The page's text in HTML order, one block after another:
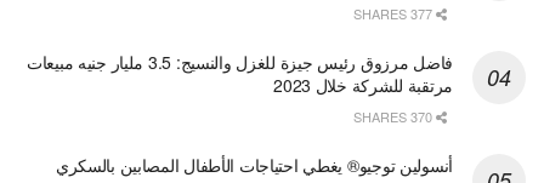
فاضل مرزوق رئيس جيزة للغزل والنسيج: 3.5 مليار جنيه مبيعات
مرتقبة للشركة خلال 2023
أنسولين توجيو® يغطي احتياجات الأطفال المصابين بالسكري